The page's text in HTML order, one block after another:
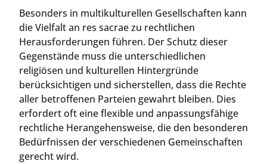
Besonders in multikulturellen Gesellschaften kann
die Vielfalt an res sacrae zu rechtlichen
Herausforderungen führen. Der Schutz dieser
Gegenstände muss die unterschiedlichen
religiösen und kulturellen Hintergründe
berücksichtigen und sicherstellen, dass die Rechte
aller betroffenen Parteien gewahrt bleiben. Dies
erfordert oft eine flexible und anpassungsfähige
rechtliche Herangehensweise, die den besonderen
Bedürfnissen der verschiedenen Gemeinschaften
gerecht wird.